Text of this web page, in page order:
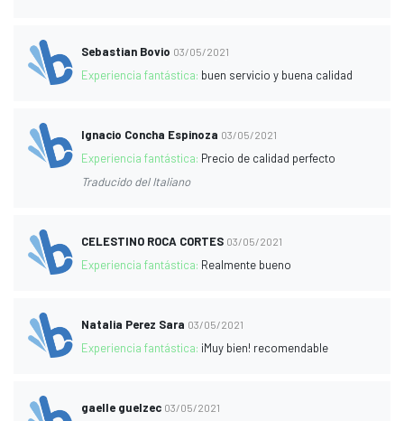
Sebastian Bovio 03/05/2021
Experiencia fantástica: buen servicio y buena calidad
Ignacio Concha Espinoza 03/05/2021
Experiencia fantástica: Precio de calidad perfecto
Traducido del Italiano
CELESTINO ROCA CORTES 03/05/2021
Experiencia fantástica: Realmente bueno
Natalia Perez Sara 03/05/2021
Experiencia fantástica: ¡Muy bien! recomendable
gaelle guelzec 03/05/2021